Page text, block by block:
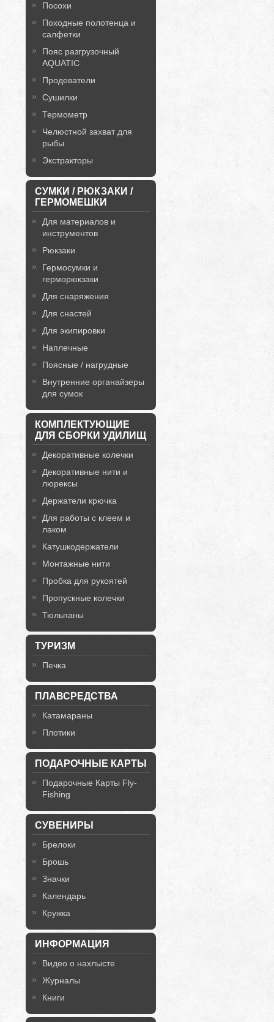
Посохи
Походные полотенца и
салфетки
Пояс разгрузочный
AQUATIC
Продеватели
Сушилки
Термометр
Челюстной захват для
рыбы
Экстракторы
СУМКИ / РЮКЗАКИ /
ГЕРМОМЕШКИ
Для материалов и
инструментов
Рюкзаки
Гермосумки и
герморюкзаки
Для снаряжения
Для снастей
Для экипировки
Наплечные
Поясные / нагрудные
Внутренние органайзеры
для сумок
КОМПЛЕКТУЮЩИЕ
ДЛЯ СБОРКИ УДИЛИЩ
Декоративные колечки
Декоративные нити и
люрексы
Держатели крючка
Для работы с клеем и
лаком
Катушкодержатели
Монтажные нити
Пробка для рукоятей
Пропускные колечки
Тюльпаны
ТУРИЗМ
Печка
ПЛАВСРЕДСТВА
Катамараны
Плотики
ПОДАРОЧНЫЕ КАРТЫ
Подарочные Карты Fly-
Fishing
СУВЕНИРЫ
Брелоки
Брошь
Значки
Календарь
Кружка
ИНФОРМАЦИЯ
Видео о нахлысте
Журналы
Книги